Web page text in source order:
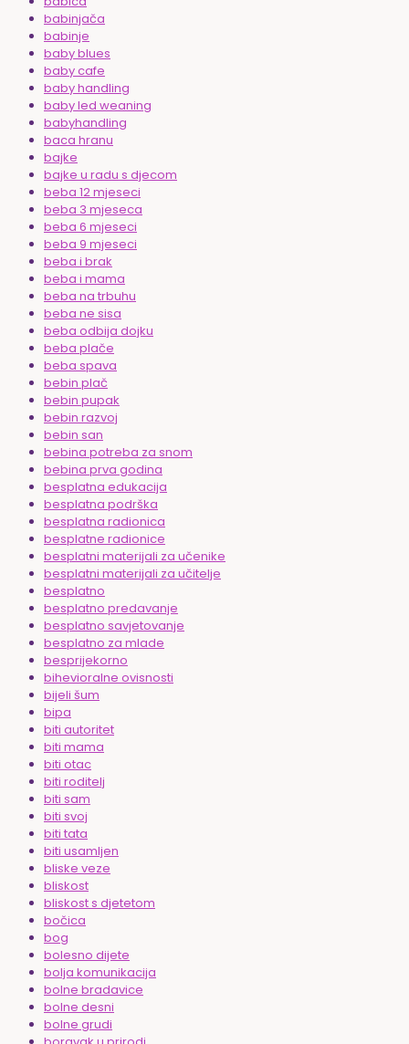
babinjača
babinje
baby blues
baby cafe
baby handling
baby led weaning
babyhandling
baca hranu
bajke
bajke u radu s djecom
beba 12 mjeseci
beba 3 mjeseca
beba 6 mjeseci
beba 9 mjeseci
beba i brak
beba i mama
beba na trbuhu
beba ne sisa
beba odbija dojku
beba plače
beba spava
bebin plač
bebin pupak
bebin razvoj
bebin san
bebina potreba za snom
bebina prva godina
besplatna edukacija
besplatna podrška
besplatna radionica
besplatne radionice
besplatni materijali za učenike
besplatni materijali za učitelje
besplatno
besplatno predavanje
besplatno savjetovanje
besplatno za mlade
besprijekorno
bihevioralne ovisnosti
bijeli šum
bipa
biti autoritet
biti mama
biti otac
biti roditelj
biti sam
biti svoj
biti tata
biti usamljen
bliske veze
bliskost
bliskost s djetetom
bočica
bog
bolesno dijete
bolja komunikacija
bolne bradavice
bolne desni
bolne grudi